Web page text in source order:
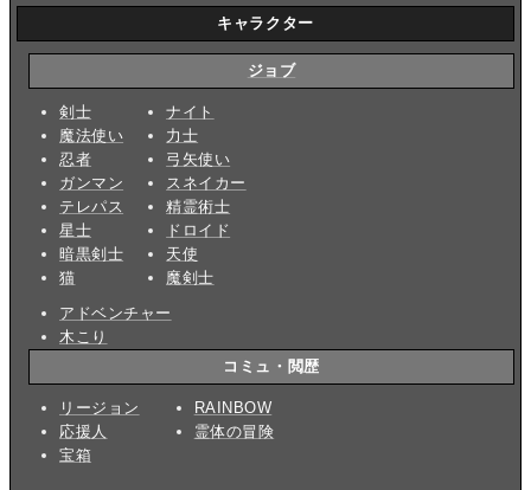
キャラクター
ジョブ
剣士
魔法使い
忍者
ガンマン
テレパス
星士
暗黒剣士
猫
ナイト
力士
弓矢使い
スネイカー
精霊術士
ドロイド
天使
魔剣士
アドベンチャー
木こり
コミュ・閲歴
リージョン
応援人
宝箱
RAINBOW
霊体の冒険